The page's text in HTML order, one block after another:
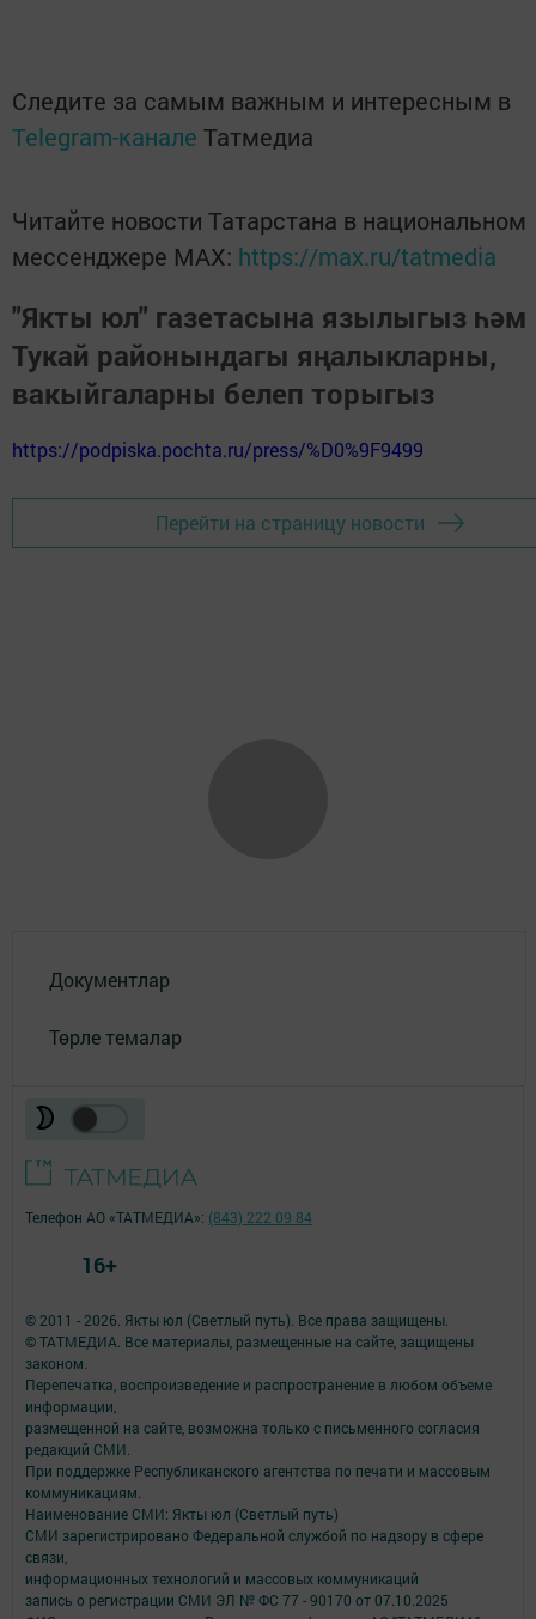
Следите за самым важным и интересным в
Telegram-канале Татмедиа
Читайте новости Татарстана в национальном
мессенджере MАХ: https://max.ru/tatmedia
"Якты юл" газетасына язылыгыз һәм
Тукай районындагы яңалыкларны,
вакыйгаларны белеп торыгыз
https://podpiska.pochta.ru/press/%D0%9F9499
Перейти на страницу новости
Документлар
Төрле темалар
© 2011 - 2026. Якты юл (Светлый путь). Все права защищены.
© ТАТМЕДИА. Все материалы, размещенные на сайте, защищены
законом.
Перепечатка, воспроизведение и распространение в любом объеме
информации,
размещенной на сайте, возможна только с письменного согласия
редакций СМИ.
При поддержке Республиканского агентства по печати и массовым
коммуникациям.
Наименование СМИ: Якты юл (Светлый путь)
СМИ зарегистрировано Федеральной службой по надзору в сфере
связи,
информационных технологий и массовых коммуникаций
запись о регистрации СМИ ЭЛ № ФС 77 - 90170 от 07.10.2025
Телефон АО «ТАТМЕДИА»: (843) 222 09 84
16+